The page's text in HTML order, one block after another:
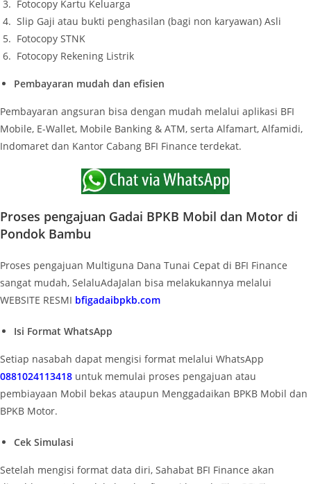
Fotocopy Kartu Keluarga
Slip Gaji atau bukti penghasilan (bagi non karyawan) Asli
Fotocopy STNK
Fotocopy Rekening Listrik
Pembayaran mudah dan efisien
Pembayaran angsuran bisa dengan mudah melalui aplikasi BFI
Mobile, E-Wallet, Mobile Banking & ATM, serta Alfamart, Alfamidi,
Indomaret dan Kantor Cabang BFI Finance terdekat.
Proses pengajuan Gadai BPKB Mobil dan Motor di
Pondok Bambu
Proses pengajuan Multiguna Dana Tunai Cepat di BFI Finance
sangat mudah, SelaluAdaJalan bisa melakukannya melalui
WEBSITE RESMI bfigadaibpkb.com
Isi Format WhatsApp
Setiap nasabah dapat mengisi format melalui WhatsApp
0881024113418 untuk memulai proses pengajuan atau
pembiayaan Mobil bekas ataupun Menggadaikan BPKB Mobil dan
BPKB Motor.
Cek Simulasi
Setelah mengisi format data diri, Sahabat BFI Finance akan